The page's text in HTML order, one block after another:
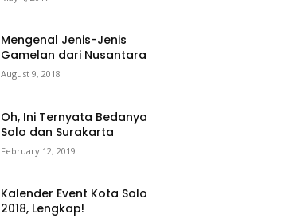
Mengenal Jenis-Jenis
Gamelan dari Nusantara
August 9, 2018
Oh, Ini Ternyata Bedanya
Solo dan Surakarta
February 12, 2019
Kalender Event Kota Solo
2018, Lengkap!